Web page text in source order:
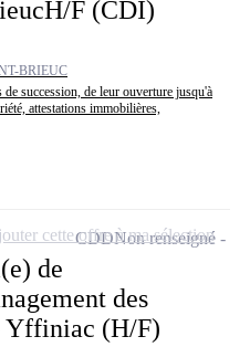
F (CDI)
BRIEUC
succession, de leur ouverture jusqu'à
attestations immobilières,
de
des
Yffiniac (H/F)
CDDNon renseigné
cette offre à ma sélection